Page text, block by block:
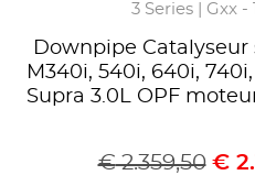
3 Series | Gxx -
Downpipe
M340i, 540i, 640i,
Supra 3.0L OPF
€2.359,50 €